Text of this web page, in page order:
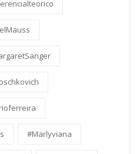
#Marlyviana